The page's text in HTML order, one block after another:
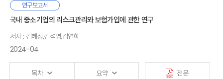
이러한 일본 사례는 치매 사고에 의한 손해배상 사각지대를 개선하고,
간병비 부담의 사회적 분담을 통한 치매 부양가족의 부담을 경감하고
있다는 점에서 시사하는 바가 크다.
이에 우리나라에서도 손해배상책임의 사각지대에서 발생한 치매 환자의
가해 사고로부터 환자 가족의 걱정과 부담을 줄이고 주민의 생존권을
보호하기 위해 지자체가 일본과 같이 민영보험을 활용한 피해자 구제
Ⅱ. 국내 치매 현황과 피해자 손해배상 체계
1. 국내 치매 현황
3. 국내 피해자 손해배상 체계와 문제점
4. 국내 치매 관련 유사보험과 비교
연구보고서
국내 중소기업의 리스크관리와 보험가입에 관한 연구
저자 : 김혜성,김석영,김연희
2024-04
목차 요약 전문